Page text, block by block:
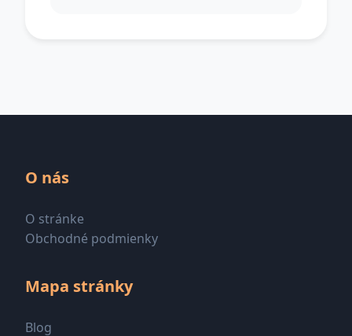
O nás
O stránke
Obchodné podmienky
Mapa stránky
Blog